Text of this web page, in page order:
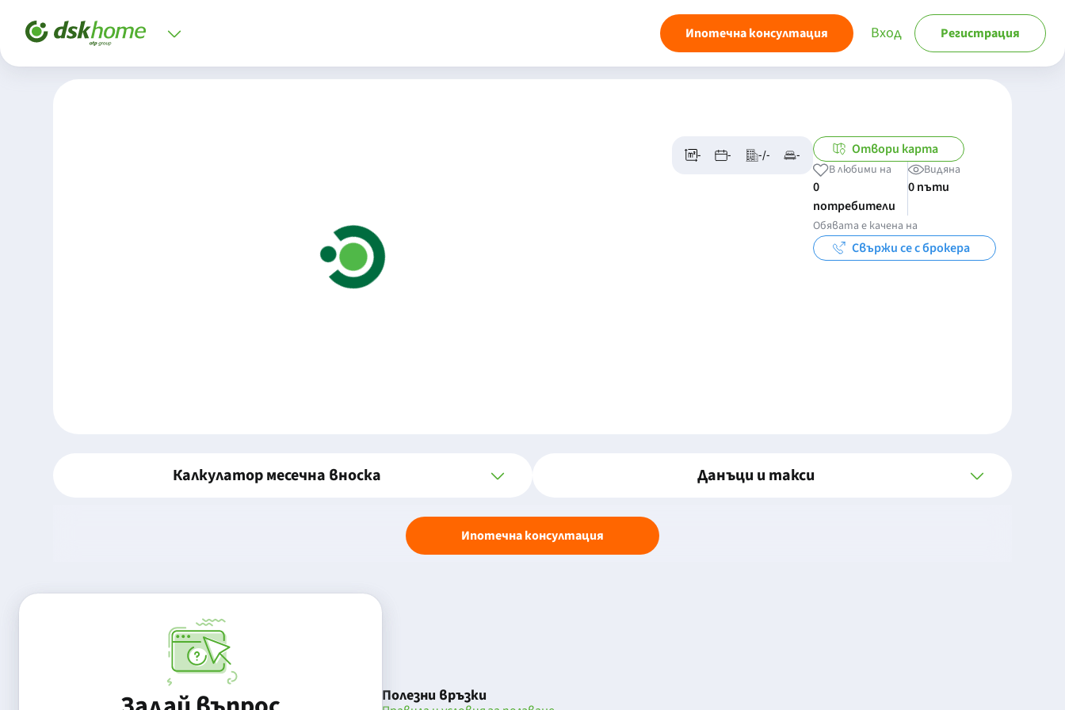
Ипотечна консултация Вход Регистрация
- - -/- - Отвори карта
В любими на
0
потребители
Видяна
0 пъти
Обявата е качена на
Свържи се с брокера
Калкулатор месечна вноска Данъци и такси
Ипотечна консултация
Полезни връзки